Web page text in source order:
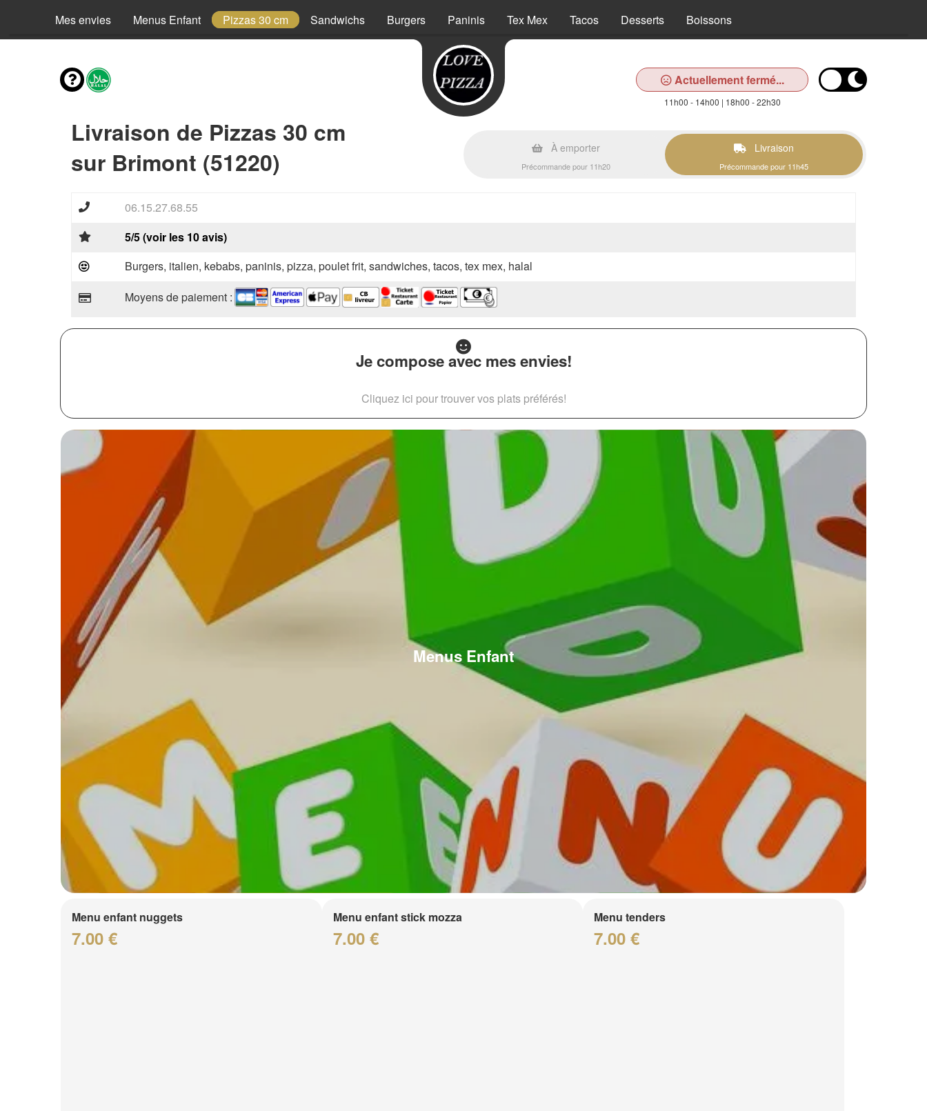
Mes envies Menus Enfant Pizzas 30 cm Sandwichs Burgers Paninis Tex Mex Tacos Desserts Boissons
Actuellement fermé...
11h00 - 14h00 | 18h00 - 22h30
Livraison de Pizzas 30 cm
sur Brimont (51220)
À emporter
Précommande pour 11h20
Livraison
Précommande pour 11h45
06.15.27.68.55
5/5 (voir les 10 avis)
Burgers, italien, kebabs, paninis, pizza, poulet frit, sandwiches, tacos, tex mex, halal
Moyens de paiement :
Je compose avec mes envies!
Cliquez ici pour trouver vos plats préférés!
Menus Enfant
Menu enfant nuggets
7.00 €
Menu enfant stick mozza
7.00 €
Menu tenders
7.00 €